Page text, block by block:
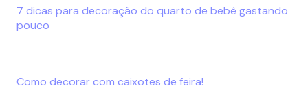
7 dicas para decoração do quarto de bebê gastando
pouco
Como decorar com caixotes de feira!